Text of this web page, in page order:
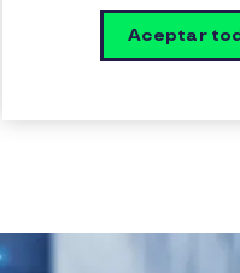
Aceptar